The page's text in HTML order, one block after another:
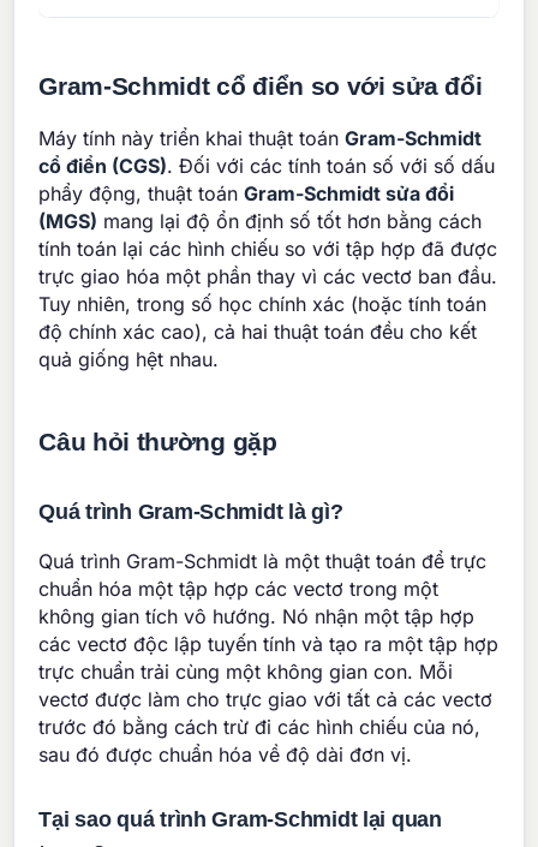
Gram-Schmidt cổ điển so với sửa đổi
Máy tính này triển khai thuật toánGram-Schmidt
cổ điển (CGS). Đối với các tính toán số với số dấu
phẩy động, thuật toánGram-Schmidt sửa đổi
(MGS) mang lại độ ổn định số tốt hơn bằng cách
tính toán lại các hình chiếu so với tập hợp đã được
trực giao hóa một phần thay vì các vectơ ban đầu.
Tuy nhiên, trong số học chính xác (hoặc tính toán
độ chính xác cao), cả hai thuật toán đều cho kết
quả giống hệt nhau.
Câu hỏi thường gặp
Quá trình Gram-Schmidt là gì?
Quá trình Gram-Schmidt là một thuật toán để trực
chuẩn hóa một tập hợp các vectơ trong một
không gian tích vô hướng. Nó nhận một tập hợp
các vectơ độc lập tuyến tính và tạo ra một tập hợp
trực chuẩn trải cùng một không gian con. Mỗi
vectơ được làm cho trực giao với tất cả các vectơ
trước đó bằng cách trừ đi các hình chiếu của nó,
sau đó được chuẩn hóa về độ dài đơn vị.
Tại sao quá trình Gram-Schmidt lại quan